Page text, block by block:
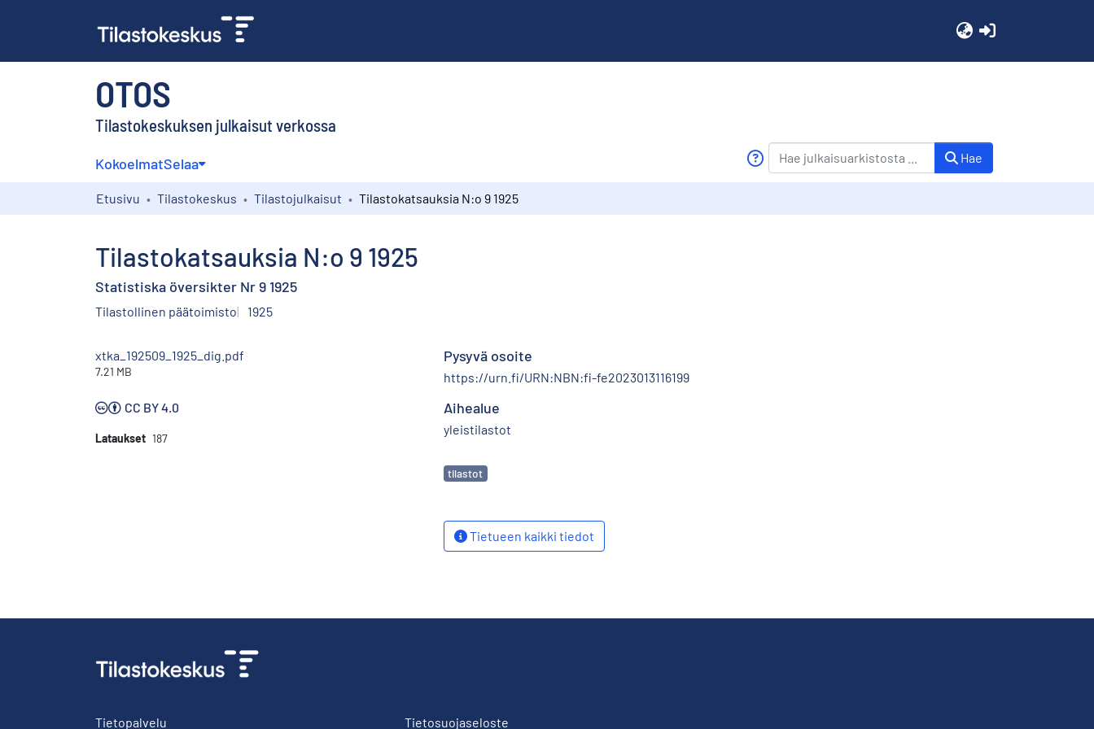
OTOS
Tilastokeskuksen julkaisut verkossa
KokoelmatSelaa Hae
Etusivu Tilastokeskus Tilastojulkaisut Tilastokatsauksia N:o 9 1925
Tilastokatsauksia N:o 9 1925
Statistiska översikter Nr 9 1925
Tilastollinen päätoimisto 1925
xtka_192509_1925_dig.pdf
7.21 MB
CC BY 4.0
Lataukset 187
Pysyvä osoite
https://urn.fi/URN:NBN:fi-fe2023013116199
Aihealue
yleistilastot
Avainsanat
tilastot
Tietueen kaikki tiedot
Tietopalvelu Tietosuojaseloste